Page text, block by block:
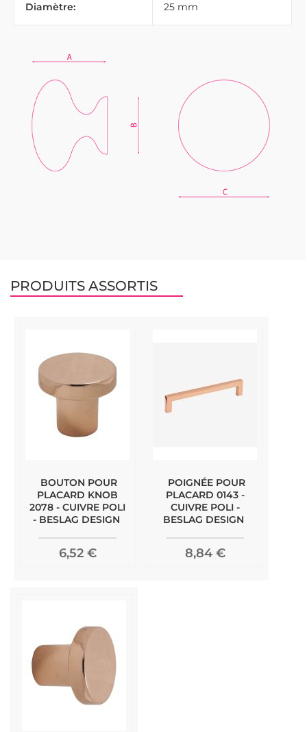
Diamètre: 25 mm
PRODUITS ASSORTIS
BOUTON POUR
PLACARD KNOB
2078 - CUIVRE POLI
- BESLAG DESIGN
6,52 €
POIGNÉE POUR
PLACARD 0143 -
CUIVRE POLI -
BESLAG DESIGN
8,84 €